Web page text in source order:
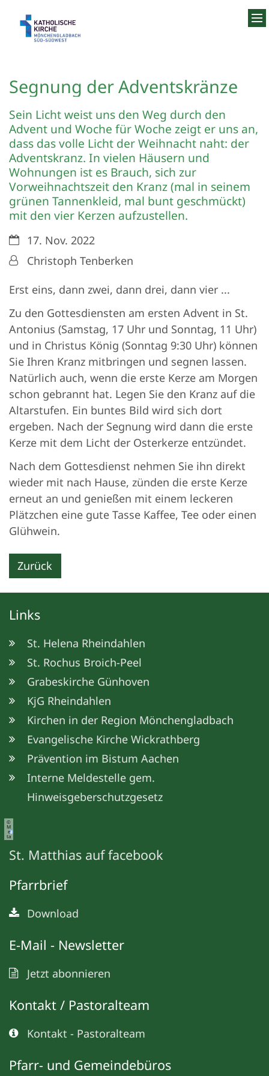
Segnung der Adventskränze
Sein Licht weist uns den Weg durch den
Advent und Woche für Woche zeigt er uns an,
dass das volle Licht der Weihnacht naht: der
Adventskranz. In vielen Häusern und
Wohnungen ist es Brauch, sich zur
Vorweihnachtszeit den Kranz (mal in seinem
grünen Tannenkleid, mal bunt geschmückt)
mit den vier Kerzen aufzustellen.
Datum:17. Nov. 2022
Von:Christoph Tenberken
Erst eins, dann zwei, dann drei, dann vier ...
Zu den Gottesdiensten am ersten Advent in St.
Antonius (Samstag, 17 Uhr und Sonntag, 11 Uhr)
und in Christus König (Sonntag 9:30 Uhr) können
Sie Ihren Kranz mitbringen und segnen lassen.
Natürlich auch, wenn die erste Kerze am Morgen
schon gebrannt hat. Legen Sie den Kranz auf die
Altarstufen. Ein buntes Bild wird sich dort
ergeben. Nach der Segnung wird dann die erste
Kerze mit dem Licht der Osterkerze entzündet.
Nach dem Gottesdienst nehmen Sie ihn direkt
wieder mit nach Hause, zünden die erste Kerze
erneut an und genießen mit einem leckeren
Plätzchen eine gute Tasse Kaffee, Tee oder einen
Glühwein.
Zurück
Links
St. Helena Rheindahlen
St. Rochus Broich-Peel
Grabeskirche Günhoven
KjG Rheindahlen
Kirchen in der Region Mönchengladbach
Evangelische Kirche Wickrathberg
Prävention im Bistum Aachen
Interne Meldestelle gem.
Hinweisgeberschutzgesetz
©
M
e
ta
St. Matthias auf facebook
Pfarrbrief
Download
E-Mail - Newsletter
Jetzt abonnieren
Kontakt / Pastoralteam
Kontakt - Pastoralteam
Pfarr- und Gemeindebüros